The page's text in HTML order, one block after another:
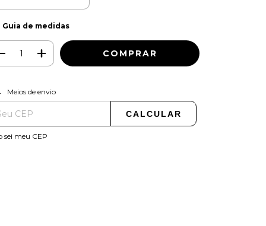
Guia de medidas
para o CEP:
Meios de envio
CALCULAR
sei meu CEP